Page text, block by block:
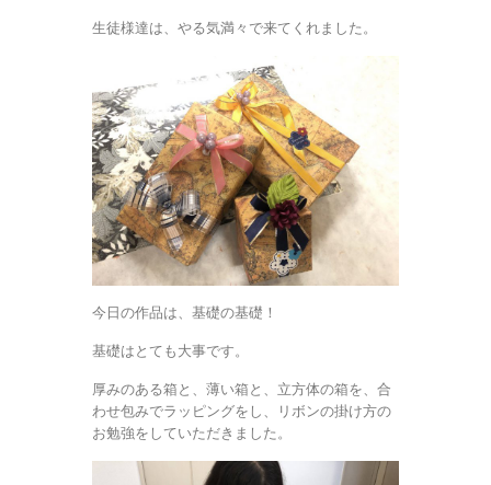
生徒様達は、やる気満々で来てくれました。
今日の作品は、基礎の基礎！
基礎はとても大事です。
厚みのある箱と、薄い箱と、立方体の箱を、合
わせ包みでラッピングをし、リボンの掛け方の
お勉強をしていただきました。